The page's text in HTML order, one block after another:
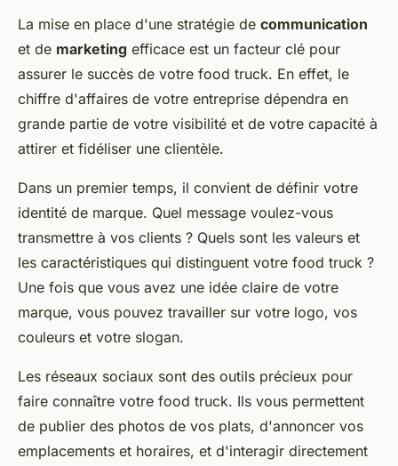
La mise en place d'une stratégie de communication
et de marketing efficace est un facteur clé pour
assurer le succès de votre food truck. En effet, le
chiffre d'affaires de votre entreprise dépendra en
grande partie de votre visibilité et de votre capacité à
attirer et fidéliser une clientèle.
Dans un premier temps, il convient de définir votre
identité de marque. Quel message voulez-vous
transmettre à vos clients ? Quels sont les valeurs et
les caractéristiques qui distinguent votre food truck ?
Une fois que vous avez une idée claire de votre
marque, vous pouvez travailler sur votre logo, vos
couleurs et votre slogan.
Les réseaux sociaux sont des outils précieux pour
faire connaître votre food truck. Ils vous permettent
de publier des photos de vos plats, d'annoncer vos
emplacements et horaires, et d'interagir directement